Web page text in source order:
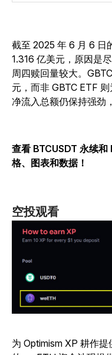
截至 2025 年 6 月 6 日
1.316 亿美元，原因是
周四赎回量较大。
元，而非 GBTC ETF
净流入总额仍保持强劲
查看 BTCUSDT 永续
格、图表和数据！
空投观看
为 Optimism XP 耕作提